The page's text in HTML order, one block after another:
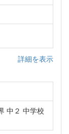
詳細を表示
中２ 中学校